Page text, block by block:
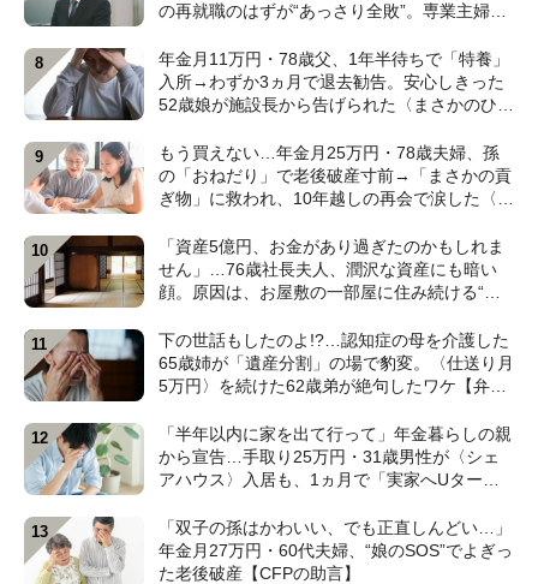
の再就職のはずが“あっさり全敗”。専業主婦の
【CFPの助言】
年金月11万円・78歳父、1年半待ちで「特養」
入所→わずか3ヵ月で退去勧告。安心しきった
52歳娘が施設長から告げられた〈まさかのひと
もう買えない…年金月25万円・78歳夫婦、孫
の「おねだり」で老後破産寸前→「まさかの貢
ぎ物」に救われ、10年越しの再会で涙した〈孫
「資産5億円、お金があり過ぎたのかもしれま
せん」…76歳社長夫人、潤沢な資産にも暗い
顔。原因は、お屋敷の一部屋に住み続ける“跡
下の世話もしたのよ!?…認知症の母を介護した
65歳姉が「遺産分割」の場で豹変。〈仕送り月
5万円〉を続けた62歳弟が絶句したワケ【弁護
「半年以内に家を出て行って」年金暮らしの親
から宣告…手取り25万円・31歳男性が〈シェ
アハウス〉入居も、1ヵ月で「実家へUター
「双子の孫はかわいい、でも正直しんどい…」
年金月27万円・60代夫婦、“娘のSOS”でよぎっ
た老後破産【CFPの助言】